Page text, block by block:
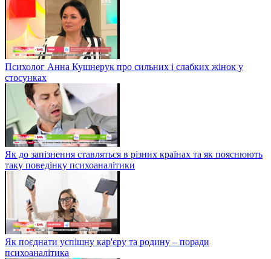
Психолог Анна Кушнерук про сильних і слабких жінок у
стосунках
Як до запізнення ставляться в різних країнах та як пояснюють
таку поведінку психоаналітики
Як поєднати успішну кар'єру та родину – поради
психоаналітика